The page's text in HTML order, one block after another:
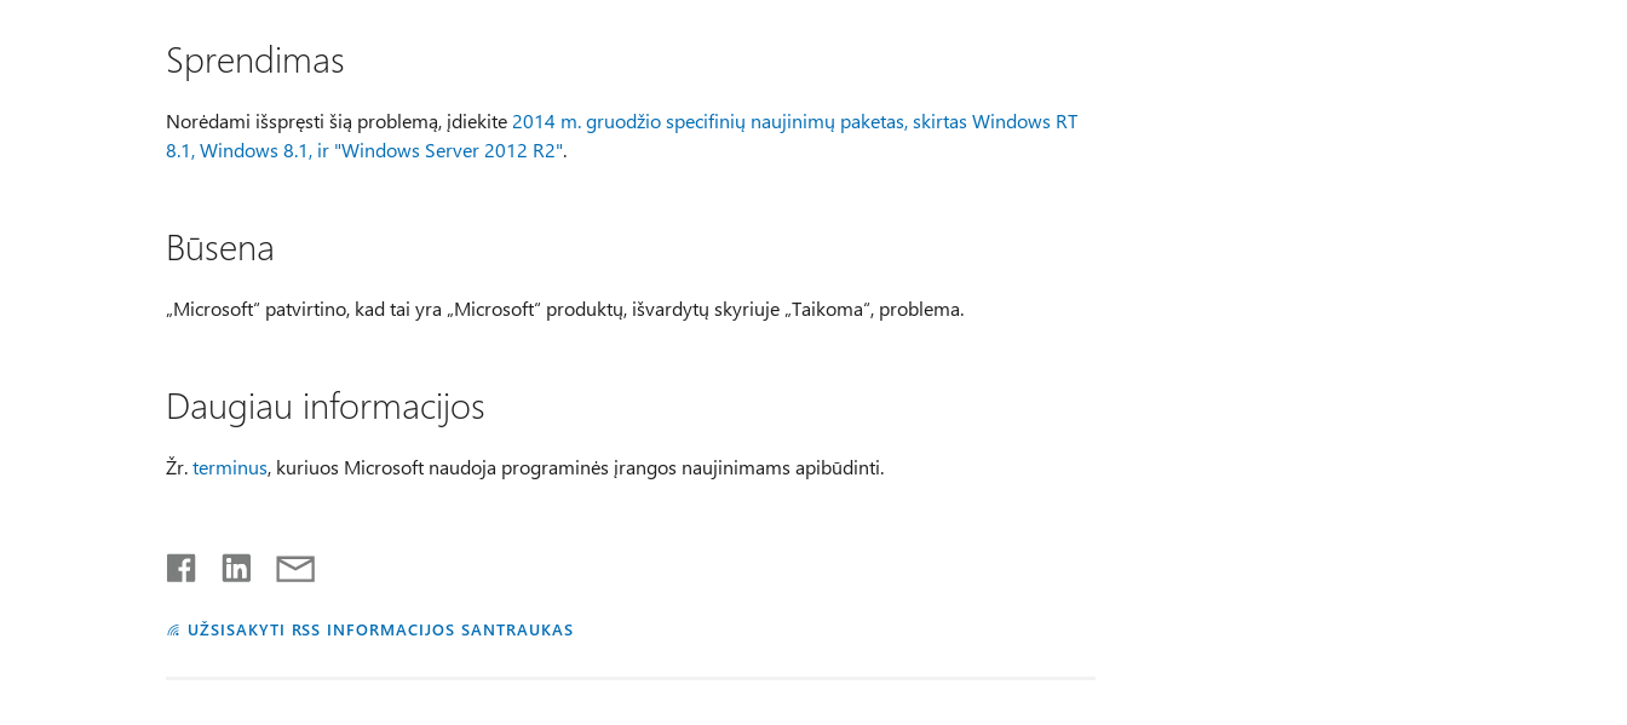
Sprendimas
Norėdami išspręsti šią problemą, įdiekite2014 m. gruodžio specifinių naujinimų paketas, skirtas Windows RT
8.1, Windows 8.1, ir "Windows Server 2012 R2".
Būsena
„Microsoft“ patvirtino, kad tai yra „Microsoft“ produktų, išvardytų skyriuje „Taikoma“, problema.
Daugiau informacijos
Žr.terminus, kuriuos Microsoft naudoja programinės įrangos naujinimams apibūdinti.
UŽSISAKYTI RSS INFORMACIJOS SANTRAUKAS